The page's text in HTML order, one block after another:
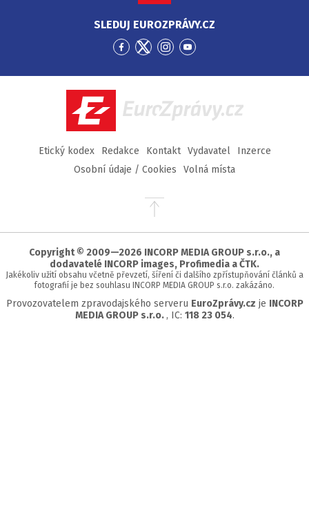
SLEDUJ EUROZPRÁVY.CZ
Přejít
Facebook
Přejít
Twitter
Přejít
Instagram
Přejít
YouTube
EuroZprávy.cz
Etický kodex Redakce Kontakt Vydavatel
Inzerce
Osobní údaje / Cookies
Volná místa
Přejít
stránky
Copyright © 2009—2026 INCORP MEDIA GROUP s.r.o., a
dodavatelé INCORP images, Profimedia a ČTK.
Jakékoliv užití obsahu včetně převzetí, šíření či dalšího zpřístupňování článků a
fotografií je bez souhlasu INCORP MEDIA GROUP s.r.o. zakázáno.
Provozovatelem zpravodajského serveru EuroZprávy.cz je INCORP
MEDIA GROUP s.r.o. , IC: 118 23 054.